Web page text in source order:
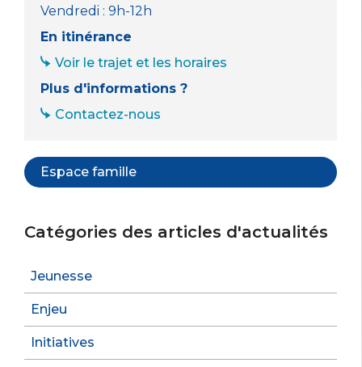
Vendredi : 9h-12h
En itinérance
Voir le trajet et les horaires
Plus d'informations ?
Contactez-nous
Espace famille
Catégories des articles d'actualités
Jeunesse
Enjeu
Initiatives